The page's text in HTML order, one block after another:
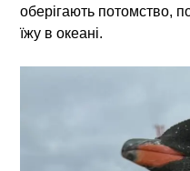
оберігають потомство,
їжу в океані.